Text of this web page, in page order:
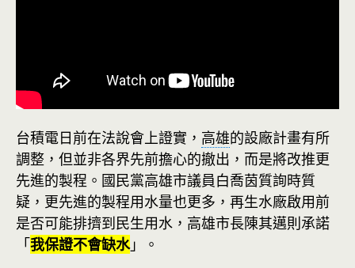
台積電日前在法說會上證實， 高雄的設廠計畫有所
調整，但並非各界先前擔心的撤出，而是將改推更
先進的製程。國民黨高雄市議員白喬茵質詢時質
疑，更先進的製程用水量也更多，再生水廠啟用前
是否可能排擠到民生用水，高雄市長陳其邁則承諾
「我保證不會缺水」。